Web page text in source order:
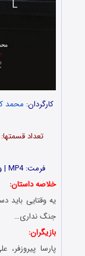
کارگردان: محمد
فرمت: MP4 | ویژه نمایش خانگی | تهیه کننده: مازیار هاشمی
خلاصه داستان:
یه وقتایی
جنگ نداری…
بازیگران:
پارسا پیروزفر،